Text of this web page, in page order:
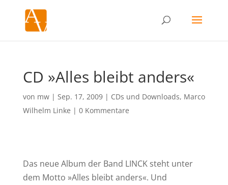
CD »Alles bleibt anders«
von mw| Sep. 17, 2009| CDs und Downloads, Marco
Wilhelm Linke | 0 Kommentare
Das neue Album der Band LINCK steht unter
dem Motto »Alles bleibt anders«. Und